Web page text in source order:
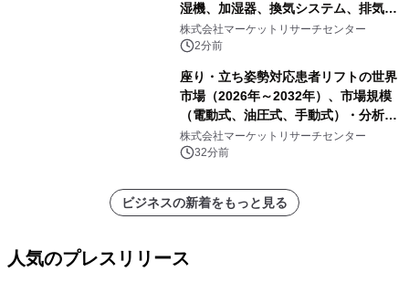
湿機、加湿器、換気システム、排気フ
ァン、空気循環システム）・分析レポ
ートを発表
株式会社マーケットリサーチセンター
2分前
座り・立ち姿勢対応患者リフトの世界
市場（2026年～2032年）、市場規模
（電動式、油圧式、手動式）・分析レ
ポートを発表
株式会社マーケットリサーチセンター
32分前
ビジネスの新着をもっと見る
人気のプレスリリース